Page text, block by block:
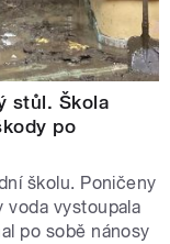
stůl. Škola
po
školu. Poničeny
voda vystoupala
po sobě nánosy